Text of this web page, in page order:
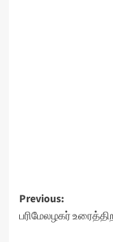
Post
Previous:
பரிமேலழகர்